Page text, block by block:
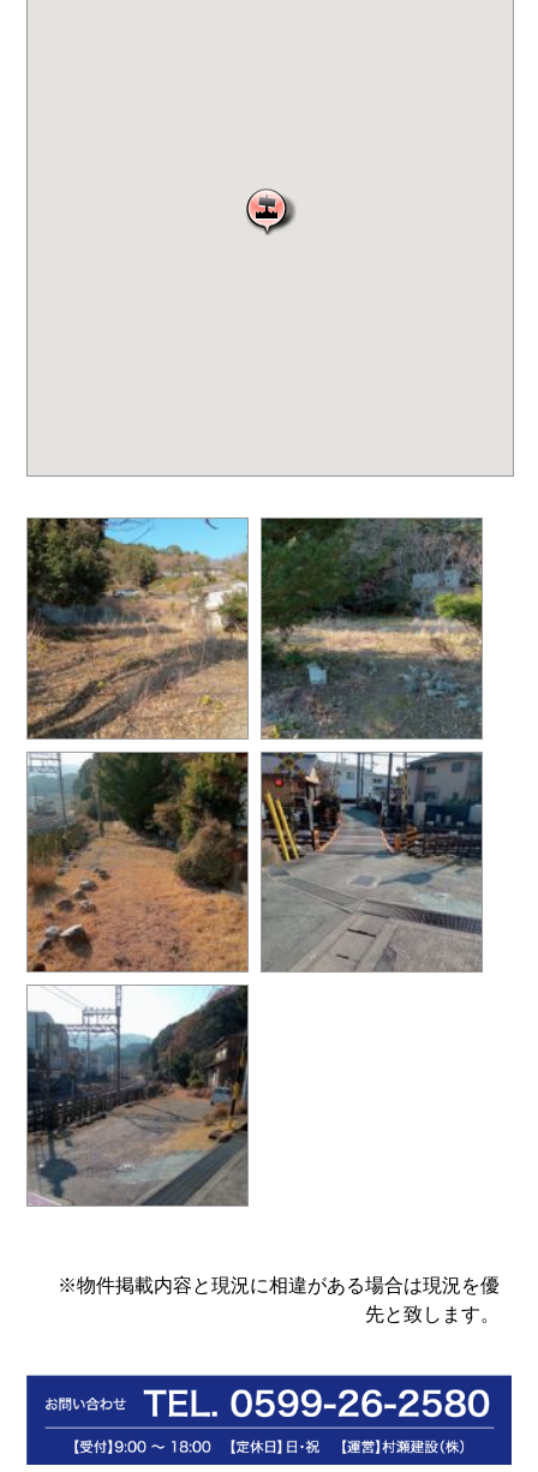
※物件掲載内容と現況に相違がある場合は現況を優
先と致します。